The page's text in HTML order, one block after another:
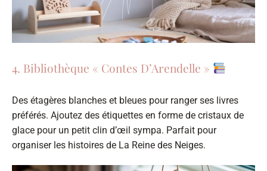
4. Bibliothèque « Contes D’Arendelle »
Des étagères blanches et bleues pour ranger ses livres
préférés. Ajoutez des étiquettes en forme de cristaux de
glace pour un petit clin d’œil sympa. Parfait pour
organiser les histoires de La Reine des Neiges.